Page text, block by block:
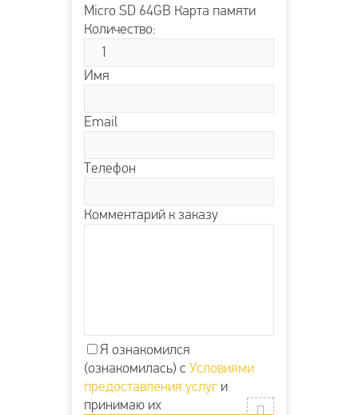
Micro SD 64GB Карта памяти
Количество:
Имя
Email
Телефон
Комментарий к заказу
Я ознакомился
(ознакомилась) с Условиями
предоставления услуги
принимаю их